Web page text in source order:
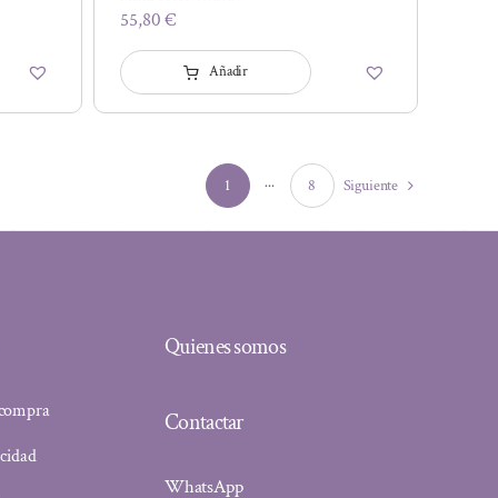
55,80€
Añadir
1 ··· 8 Siguiente
Quienes somos
Contactar
WhatsApp